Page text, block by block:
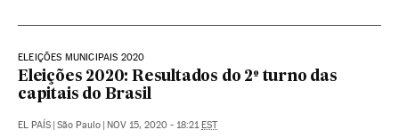
ELEIÇÕES MUNICIPAIS 2020
Eleições 2020: Resultados do 2º turno das
capitais do Brasil
EL PAÍS São Paulo NOV 15, 2020 - 18:21 EST